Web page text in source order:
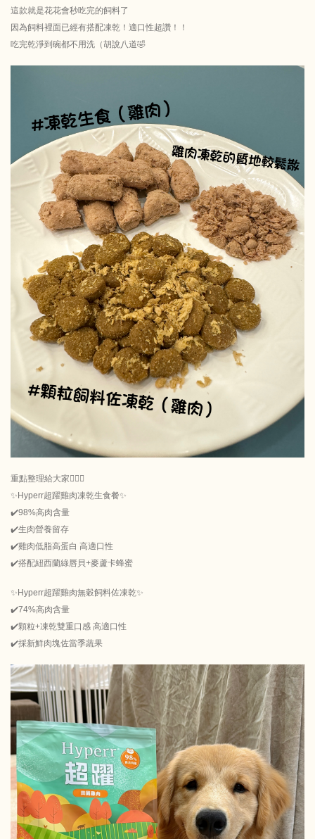
這款就是花花會秒吃完的飼料了
因為飼料裡面已經有搭配凍乾！適口性超讚！！
吃完乾淨到碗都不用洗（胡說八道🤣
重點整理給大家💁🏻‍♀️
✨Hyperr超躍雞肉凍乾生食餐✨
✔️98%高肉含量
✔️生肉營養留存
✔️雞肉低脂高蛋白 高適口性
✔️搭配紐西蘭綠唇貝+麥蘆卡蜂蜜
✨Hyperr超躍雞肉無穀飼料佐凍乾✨
✔️74%高肉含量
✔️顆粒+凍乾雙重口感 高適口性
✔️採新鮮肉塊佐當季蔬果